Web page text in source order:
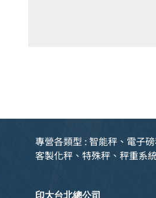
專營各類型 : 智能秤、電子
客製化秤、特殊秤、秤重系
印大台北總公司